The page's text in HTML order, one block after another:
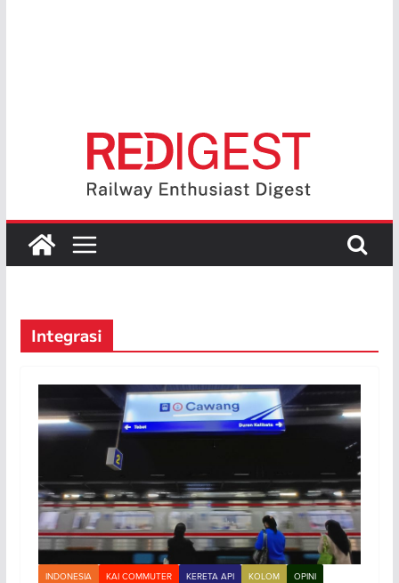
Integrasi
INDONESIA KAI COMMUTER KERETA API KOLOM OPINI